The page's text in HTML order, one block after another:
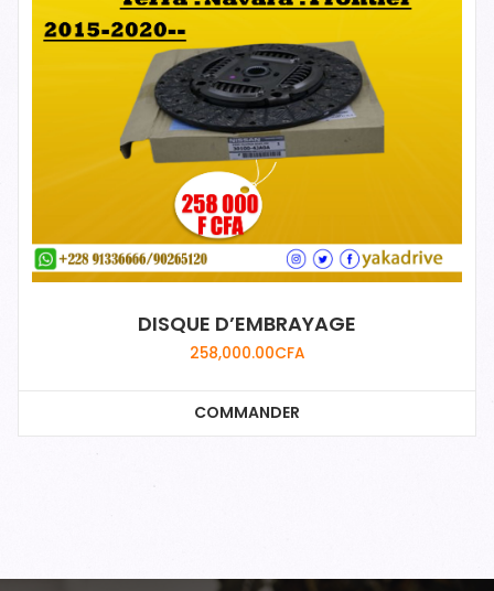
DISQUE D’EMBRAYAGE
258,000.00CFA
COMMANDER